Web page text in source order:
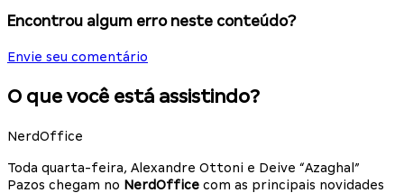
Encontrou algum erro neste conteúdo?
Envie seu comentário
O que você está assistindo?
NerdOffice
Toda quarta-feira, Alexandre Ottoni e Deive “Azaghal”
Pazos chegam no NerdOffice com as principais novidades